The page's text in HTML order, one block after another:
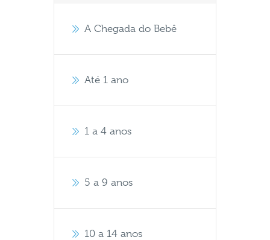
A Chegada do Bebê
Até 1 ano
1 a 4 anos
5 a 9 anos
10 a 14 anos